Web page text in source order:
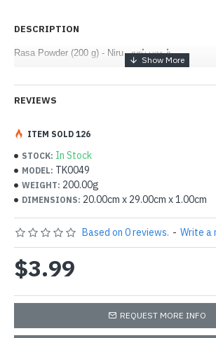
DESCRIPTION
Rasa Powder (200 g) - Niru - ரசப் பவுடர்
REVIEWS
STOCK: In Stock
MODEL: TK0049
WEIGHT: 200.00g
DIMENSIONS: 20.00cm x 29.00cm x 1.00cm
ITEM SOLD 126
Based on 0 reviews. - Write a
$3.99
REQUEST MORE INFO